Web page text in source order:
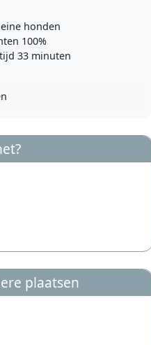
herder
honden
100%
33 minuten
plaatsen